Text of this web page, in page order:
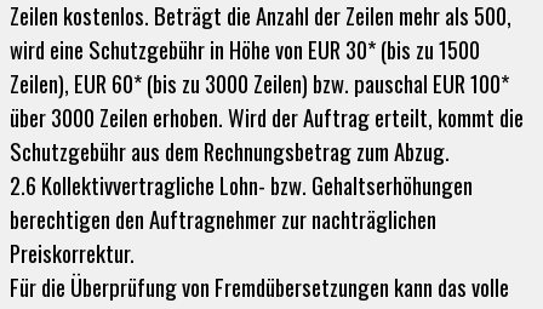
Zeilen kostenlos. Beträgt die Anzahl der Zeilen mehr als 500,
wird eine Schutzgebühr in Höhe von EUR 30* (bis zu 1500
Zeilen), EUR 60* (bis zu 3000 Zeilen) bzw. pauschal EUR 100*
über 3000 Zeilen erhoben. Wird der Auftrag erteilt, kommt die
Schutzgebühr aus dem Rechnungsbetrag zum Abzug.
2.6 Kollektivvertragliche Lohn- bzw. Gehaltserhöhungen
berechtigen den Auftragnehmer zur nachträglichen
Preiskorrektur.
Für die Überprüfung von Fremdübersetzungen kann das volle